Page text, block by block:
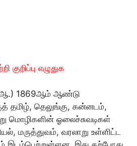
குறிப்பு எழுதுக
1869ஆம் ஆண்டு
தமிழ், தெலுங்கு, கன்னடம்,
மொழிகளின் ஓலைச்சுவடிகள்
மருத்துவம், வரலாறு உள்ளிட்ட